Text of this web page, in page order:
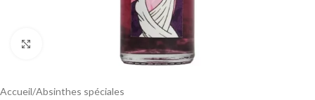
Accueil/Absinthes spéciales